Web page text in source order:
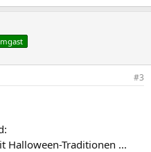
#3
Halloween-Traditionen ...